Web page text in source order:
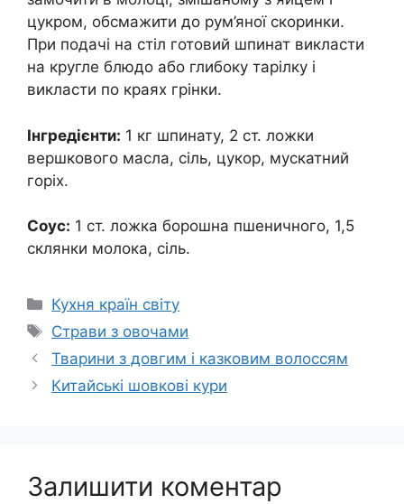
цукром, обсмажити до рум’яної скоринки.
При подачі на стіл готовий шпинат викласти
на кругле блюдо або глибоку тарілку і
викласти по краях грінки.
Інгредієнти: 1 кг шпинату, 2 ст. ложки
вершкового масла, сіль, цукор, мускатний
горіх.
Соус: 1 ст. ложка борошна пшеничного, 1,5
склянки молока, сіль.
Категорії
Кухня країн світу
Позначки
Страви з овочами
Тварини з довгим і казковим волоссям
Китайські шовкові кури
Залишити коментар